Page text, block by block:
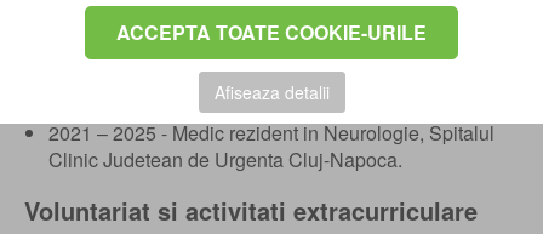
ACCEPTA TOATE COOKIE-URILE
Afiseaza detalii
Spitalului Clinic Judetean Cluj Napoca;
2025 - Curs de Prim Ajutor.
Experienta profesionala
2021 – 2025 - Medic rezident in Neurologie, Spitalul
Clinic Judetean de Urgenta Cluj-Napoca.
Voluntariat si activitati extracurriculare